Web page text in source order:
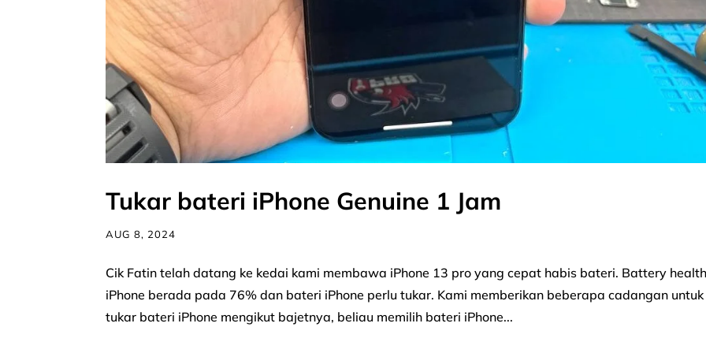
Tukar bateri iPhone Genuine 1 Jam
AUG 8, 2024
Cik Fatin telah datang ke kedai kami membawa iPhone 13 pro yang cepat habis bateri. Battery
iPhone berada pada 76% dan bateri iPhone perlu tukar. Kami memberikan beberapa cadangan untuk
tukar bateri iPhone mengikut bajetnya, beliau memilih bateri iPhone...